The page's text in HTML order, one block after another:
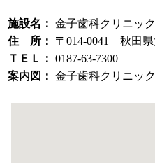
施設名： 金子歯科クリニック
住 所：
〒014-0041 秋田県
ＴＥＬ： 0187-63-7300
案内図： 金子歯科クリニック